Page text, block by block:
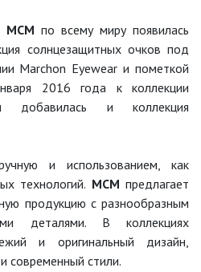
MCM по всему миру появилась
солнцезащитных очков под
Marchon Eyewear и пометкой
2016 года к коллекции
добавилась и коллекция
и использованием, как
технологий. MCM предлагает
продукцию с разнообразным
деталями. В коллекциях
и оригинальный дизайн,
современный стили.